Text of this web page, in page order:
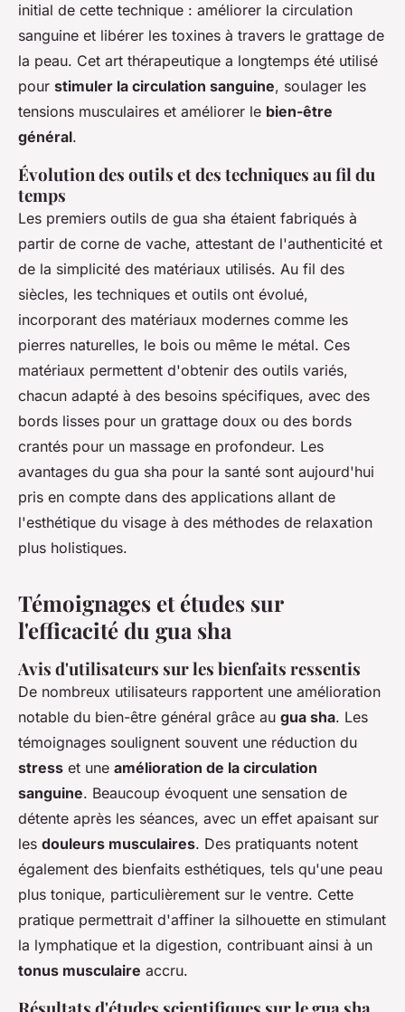
initial de cette technique : améliorer la circulation
sanguine et libérer les toxines à travers le grattage de
la peau. Cet art thérapeutique a longtemps été utilisé
pour stimuler la circulation sanguine, soulager les
tensions musculaires et améliorer le bien-être
général.
Évolution des outils et des techniques au fil du
temps
Les premiers outils de gua sha étaient fabriqués à
partir de corne de vache, attestant de l'authenticité et
de la simplicité des matériaux utilisés. Au fil des
siècles, les techniques et outils ont évolué,
incorporant des matériaux modernes comme les
pierres naturelles, le bois ou même le métal. Ces
matériaux permettent d'obtenir des outils variés,
chacun adapté à des besoins spécifiques, avec des
bords lisses pour un grattage doux ou des bords
crantés pour un massage en profondeur. Les
avantages du gua sha pour la santé sont aujourd'hui
pris en compte dans des applications allant de
l'esthétique du visage à des méthodes de relaxation
plus holistiques.
Témoignages et études sur
l'efficacité du gua sha
Avis d'utilisateurs sur les bienfaits ressentis
De nombreux utilisateurs rapportent une amélioration
notable du bien-être général grâce au gua sha. Les
témoignages soulignent souvent une réduction du
stress et une amélioration de la circulation
sanguine. Beaucoup évoquent une sensation de
détente après les séances, avec un effet apaisant sur
les douleurs musculaires. Des pratiquants notent
également des bienfaits esthétiques, tels qu'une peau
plus tonique, particulièrement sur le ventre. Cette
pratique permettrait d'affiner la silhouette en stimulant
la lymphatique et la digestion, contribuant ainsi à un
tonus musculaire accru.